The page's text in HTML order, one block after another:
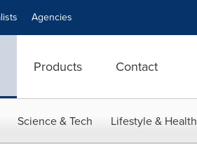
Agencies
Products Contact
Science & Tech Lifestyle & Health